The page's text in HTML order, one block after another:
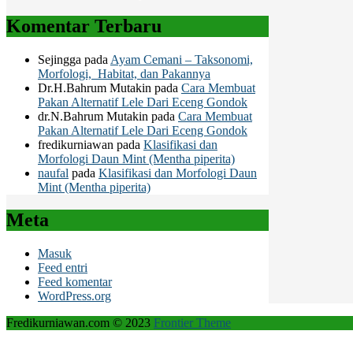
Komentar Terbaru
Sejingga pada Ayam Cemani – Taksonomi,
Morfologi, Habitat, dan Pakannya
Dr.H.Bahrum Mutakin pada Cara Membuat
Pakan Alternatif Lele Dari Eceng Gondok
dr.N.Bahrum Mutakin pada Cara Membuat
Pakan Alternatif Lele Dari Eceng Gondok
fredikurniawan pada Klasifikasi dan
Morfologi Daun Mint (Mentha piperita)
naufal pada Klasifikasi dan Morfologi Daun
Mint (Mentha piperita)
Meta
Masuk
Feed entri
Feed komentar
WordPress.org
Fredikurniawan.com © 2023 Frontier Theme